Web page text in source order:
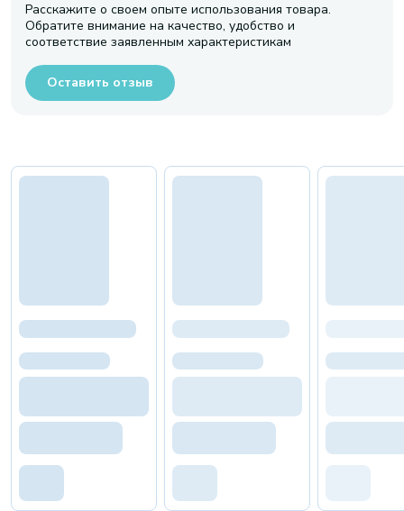
Расскажите о своем опыте использования товара.
Обратите внимание на качество, удобство и
соответствие заявленным характеристикам
Оставить отзыв